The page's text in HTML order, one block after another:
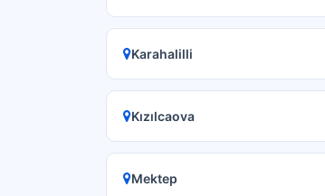
Karahalilli
Kızılcaova
Mektep